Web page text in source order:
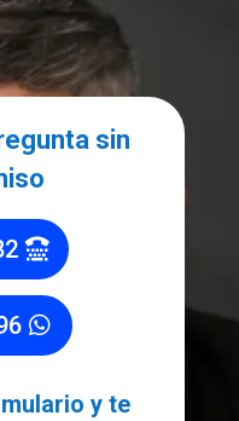
sin
y te